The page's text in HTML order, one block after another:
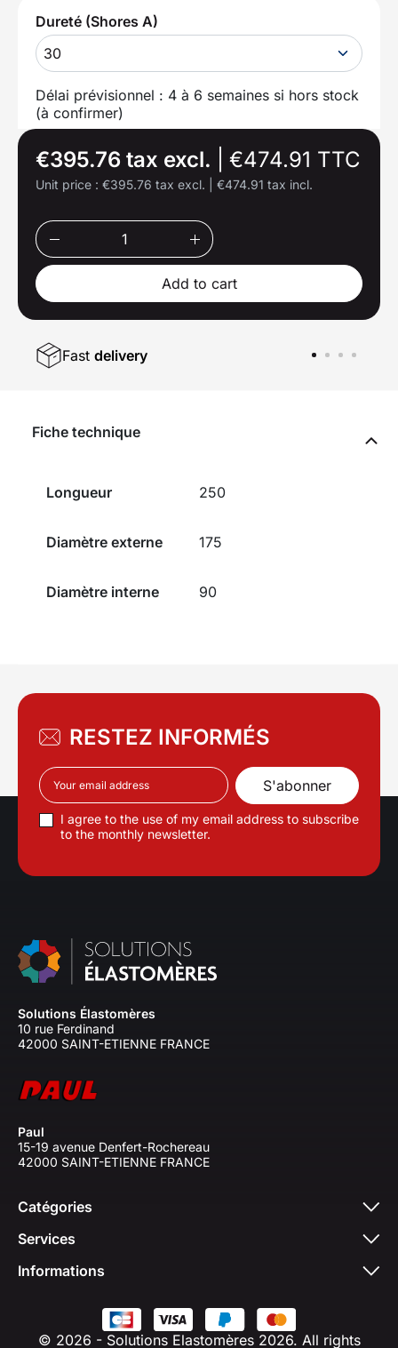
Dureté (Shores A)
30
Délai prévisionnel : 4 à 6 semaines si hors stock
(à confirmer)
€395.76 tax excl. €474.91 TTC
Unit price : €395.76 tax excl. €474.91 tax incl.
Add to cart
Fast delivery
Fiche technique
Longueur 250
Diamètre externe 175
Diamètre interne 90
RESTEZ INFORMÉS
I agree to the use of my email address to subscribe
to the monthly newsletter.
Solutions Élastomères
10 rue Ferdinand
42000 SAINT-ETIENNE FRANCE
Paul
15-19 avenue Denfert-Rochereau
42000 SAINT-ETIENNE FRANCE
Catégories
Services
Informations
© 2026 - Solutions Elastomères 2026. All rights